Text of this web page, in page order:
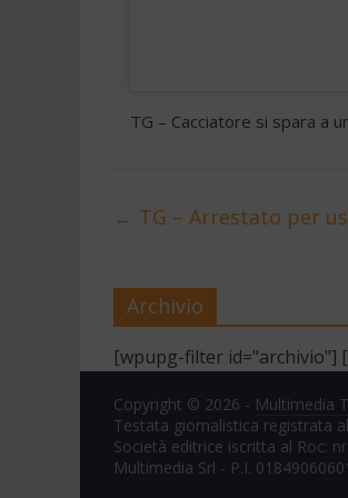
TG – Cacciatore si spara a
← TG – Arrestato per
Archivio
[wpupg-filter id="archivio"]
Copyright © 2026 - Multimedia
Testata giornalistica registrata
Società editrice iscritta al Roc:
Multimedia Srl - P.I.